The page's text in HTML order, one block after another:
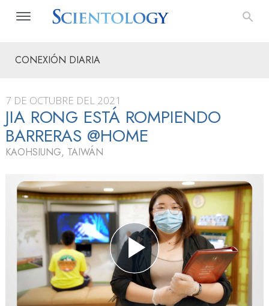
CONEXIÓN DIARIA
7 DE OCTUBRE DEL 2021
JIA RONG ESTÁ ROMPIENDO
BARRERAS @HOME
KAOHSIUNG, TAIWÁN